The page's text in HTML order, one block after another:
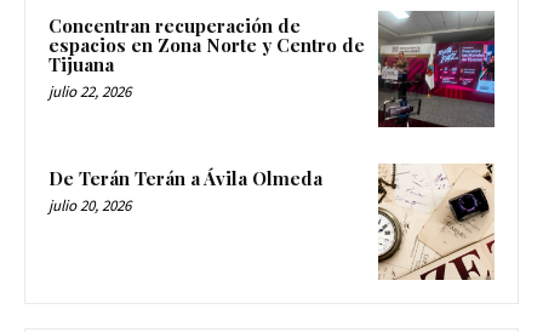
Concentran recuperación de
espacios en Zona Norte y Centro de
Tijuana
julio 22, 2026
De Terán Terán a Ávila Olmeda
julio 20, 2026